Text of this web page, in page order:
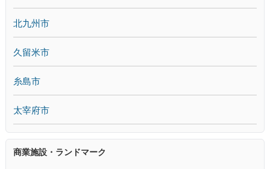
北九州市
久留米市
糸島市
太宰府市
商業施設・ランドマーク